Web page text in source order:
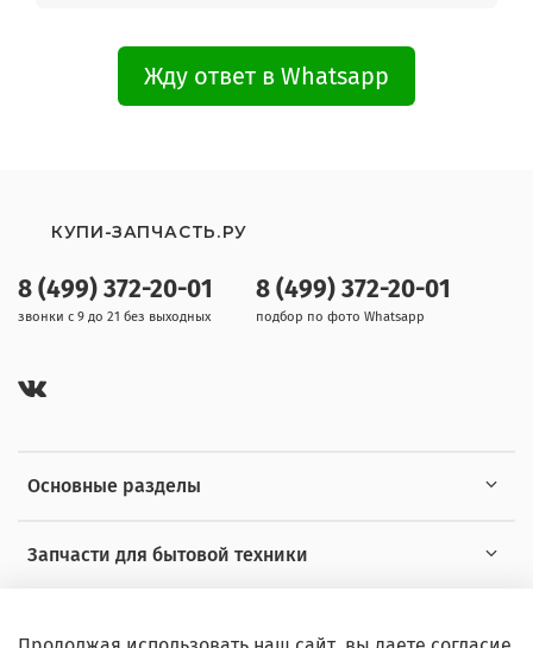
Жду ответ в Whatsapp
Основные разделы
Запчасти для бытовой техники
8 (499) 372-20-01
звонки с 9 до 21 без выходных
8 (499) 372-20-01
подбор по фото Whatsapp
КУПИ-ЗАПЧАСТЬ.РУ